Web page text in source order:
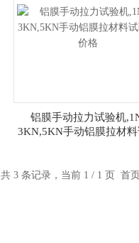
铝膜手动拉力试验机
3KN,5KN手动铝膜拉材
共 3 条记录，当前 1 / 1 页